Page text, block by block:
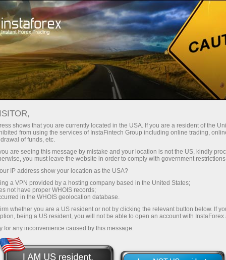
Павел Дуров: Я устал, я ухожу, но что будет — погляжу! (uz)
31-01-2014 08:41
Павел Дуров: Я устал, я ухожу, но
что будет — погляжу!
shows that you are currently located in the USA. If you are a resident of the
from using the services of InstaFintech Group including online trading,
of funds, etc.
are seeing this message by mistake and your location is not the US, kindly
you must leave the website in order to comply with government
IP address show your location as the USA?
a VPN provided by a hosting company based in the United States;
not have proper WHOIS records;
in the WHOIS geolocation database.
whether you are a US resident or not by clicking the relevant button below. If
being a US resident, you will not be able to open an account with InstaForex
for any inconvenience caused by this message.